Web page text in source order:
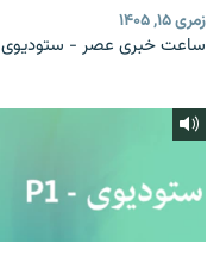
زمری ۱۵, ۱۴۰۵
ساعت خبری عصر - ستودیوی P1